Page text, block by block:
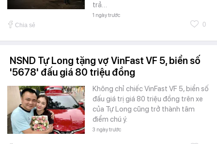
trả…
1 ngày trước
Chia sẻ 0
NSND Tự Long tặng vợ VinFast VF 5, biển số
'5678' đấu giá 80 triệu đồng
Không chỉ chiếc VinFast VF 5, biển số
đấu giá trị giá 80 triệu đồng trên xe
của Tự Long cũng trở thành tâm
điểm chú ý.
3 ngày trước